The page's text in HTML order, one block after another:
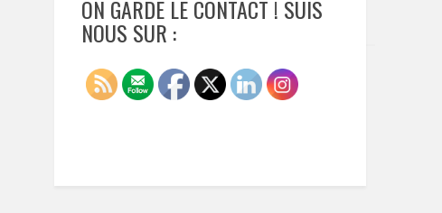
ON GARDE LE CONTACT ! SUIS
NOUS SUR :